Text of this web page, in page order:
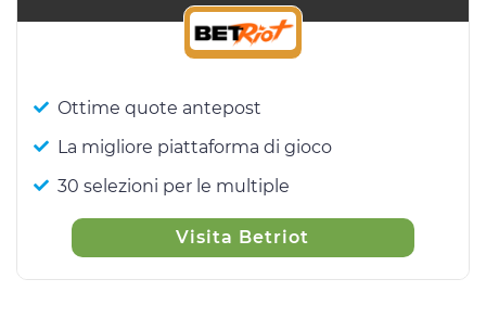
Ottime quote antepost
La migliore piattaforma di gioco
30 selezioni per le multiple
Visita Betriot